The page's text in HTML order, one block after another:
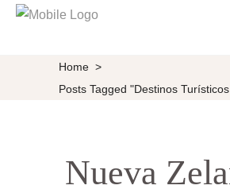
Home >
Posts Tagged "destinos
Nueva